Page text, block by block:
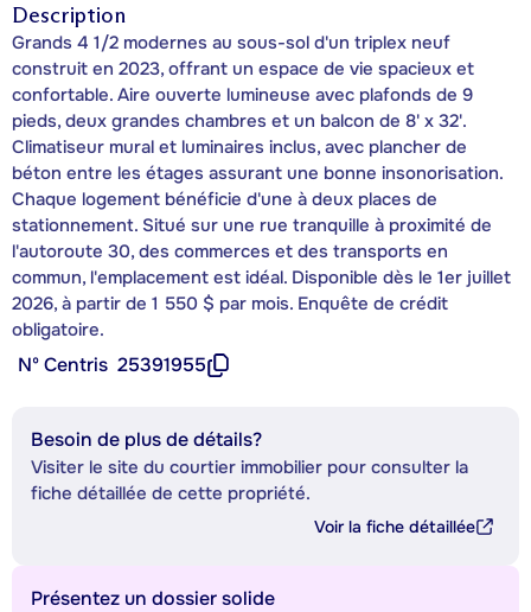
Description
Grands 4 1/2 modernes au sous-sol d'un triplex neuf
construit en 2023, offrant un espace de vie spacieux et
confortable. Aire ouverte lumineuse avec plafonds de 9
pieds, deux grandes chambres et un balcon de 8' x 32'.
Climatiseur mural et luminaires inclus, avec plancher de
béton entre les étages assurant une bonne insonorisation.
Chaque logement bénéficie d'une à deux places de
stationnement. Situé sur une rue tranquille à proximité de
l'autoroute 30, des commerces et des transports en
commun, l'emplacement est idéal. Disponible dès le 1er juillet
2026, à partir de 1 550 $ par mois. Enquête de crédit
obligatoire.
Nº Centris 25391955
Besoin de plus de détails?
Visiter le site du courtier immobilier pour consulter la
fiche détaillée de cette propriété.
Voir la fiche détaillée
Présentez un dossier solide